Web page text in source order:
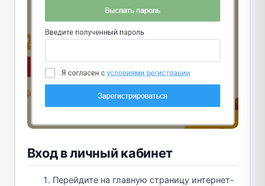
Вход в личный кабинет
Перейдите на главную страницу интернет-